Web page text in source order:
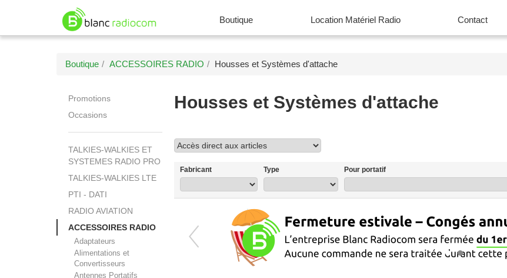
Boutique Location Matériel Radio Contact
Boutique ACCESSOIRES RADIO Housses et Systèmes d'attache
Promotions
Occasions
TALKIES-WALKIES ET
SYSTEMES RADIO PRO
TALKIES-WALKIES LTE
PTI - DATI
RADIO AVIATION
ACCESSOIRES RADIO
Adaptateurs
Alimentations et
Convertisseurs
Antennes Portatifs
Housses et Systèmes d'attache
Fabricant Type Pour portatif
